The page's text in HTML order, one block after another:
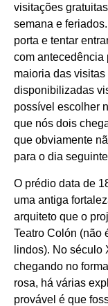
visitações
semana e
porta e tentar
com antecedência
maioria das
disponibilizadas
possível escolher
que nós dois
que obviamente
para o dia
O prédio data de
uma antiga
arquiteto que o
Teatro Colón (não
lindos). No século
chegando no
rosa, há várias
provável é que